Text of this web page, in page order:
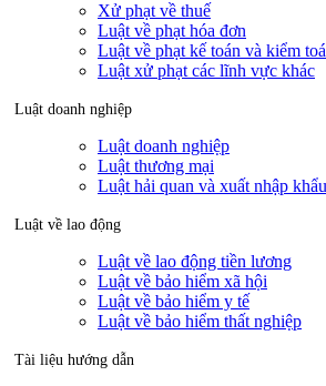
Xử phạt về thuế
Luật về phạt hóa đơn
Luật về phạt kế toán và kiểm
Luật xử phạt các lĩnh vực khác
Luật doanh nghiệp
Luật doanh nghiệp
Luật thương mại
Luật hải quan và xuất nhập khẩu
Luật về lao động
Luật về lao động tiền lương
Luật về bảo hiểm xã hội
Luật về bảo hiểm y tế
Luật về bảo hiểm thất nghiệp
Tài liệu hướng dẫn